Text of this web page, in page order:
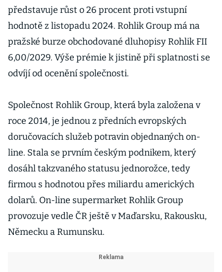
představuje růst o 26 procent proti vstupní
hodnotě z listopadu 2024. Rohlik Group má na
pražské burze obchodované dluhopisy Rohlik FII
6,00/2029. Výše prémie k jistině při splatnosti se
odvíjí od ocenění společnosti.
Společnost Rohlik Group, která byla založena v
roce 2014, je jednou z předních evropských
doručovacích služeb potravin objednaných on-
line. Stala se prvním českým podnikem, který
dosáhl takzvaného statusu jednorožce, tedy
firmou s hodnotou přes miliardu amerických
dolarů. On-line supermarket Rohlik Group
provozuje vedle ČR ještě v Maďarsku, Rakousku,
Německu a Rumunsku.